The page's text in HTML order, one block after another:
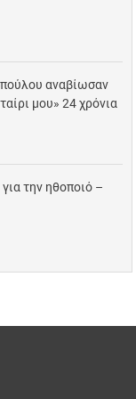
αναβίωσαν
μου» 24 χρόνια
την ηθοποιό –